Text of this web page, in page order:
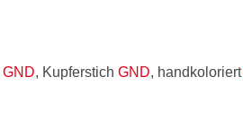
GND, Kupferstich GND, handkoloriert